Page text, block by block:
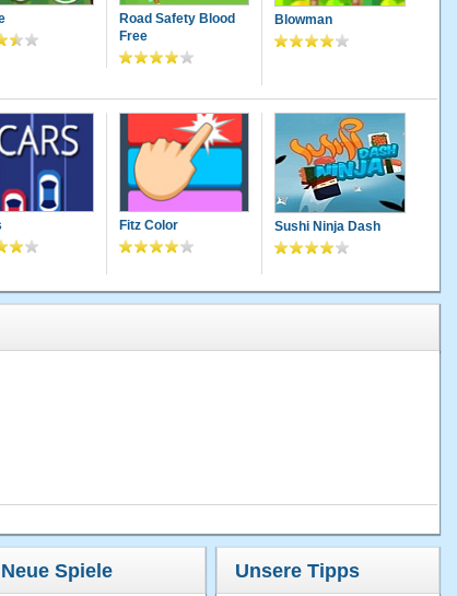
Road Safety Blood
Free
Blowman
Fitz Color Sushi Ninja Dash
Neue Spiele Unsere Tipps